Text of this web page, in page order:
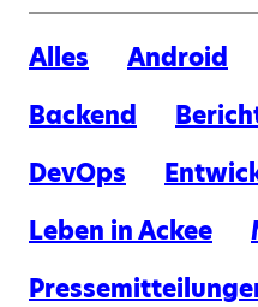
Alles Android
Backend
DevOps
Leben in Ackee